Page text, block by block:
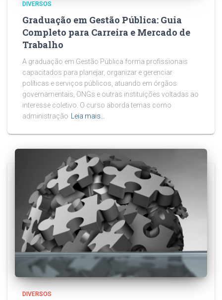
DIVERSOS
Graduação em Gestão Pública: Guia
Completo para Carreira e Mercado de
Trabalho
A graduação em Gestão Pública forma profissionais
capacitados para planejar, organizar e gerenciar
políticas e serviços públicos, atuando em órgãos
governamentais, ONGs e outras instituições voltadas ao
interesse coletivo. O curso aborda temas como
administração Leia mais…
DIVERSOS